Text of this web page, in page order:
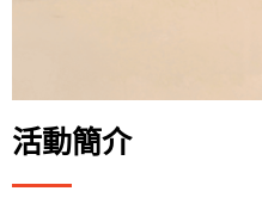
活動簡介